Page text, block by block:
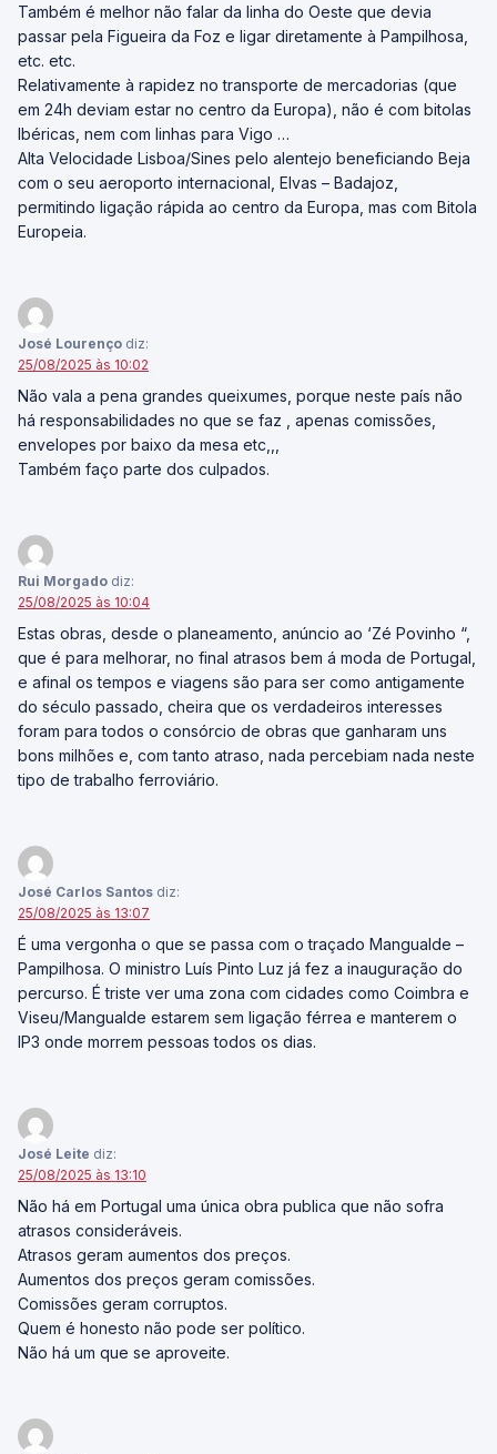
Também é melhor não falar da linha do Oeste que devia
passar pela Figueira da Foz e ligar diretamente à Pampilhosa,
etc. etc.
Relativamente à rapidez no transporte de mercadorias (que
em 24h deviam estar no centro da Europa), não é com bitolas
Ibéricas, nem com linhas para Vigo …
Alta Velocidade Lisboa/Sines pelo alentejo beneficiando Beja
com o seu aeroporto internacional, Elvas – Badajoz,
permitindo ligação rápida ao centro da Europa, mas com Bitola
Europeia.
José Lourenço diz:
25/08/2025 às 10:02
Não vala a pena grandes queixumes, porque neste país não
há responsabilidades no que se faz , apenas comissões,
envelopes por baixo da mesa etc,,,
Também faço parte dos culpados.
Rui Morgado diz:
25/08/2025 às 10:04
Estas obras, desde o planeamento, anúncio ao ‘Zé Povinho “,
que é para melhorar, no final atrasos bem á moda de Portugal,
e afinal os tempos e viagens são para ser como antigamente
do século passado, cheira que os verdadeiros interesses
foram para todos o consórcio de obras que ganharam uns
bons milhões e, com tanto atraso, nada percebiam nada neste
tipo de trabalho ferroviário.
José Carlos Santos diz:
25/08/2025 às 13:07
É uma vergonha o que se passa com o traçado Mangualde –
Pampilhosa. O ministro Luís Pinto Luz já fez a inauguração do
percurso. É triste ver uma zona com cidades como Coimbra e
Viseu/Mangualde estarem sem ligação férrea e manterem o
IP3 onde morrem pessoas todos os dias.
José Leite diz:
25/08/2025 às 13:10
Não há em Portugal uma única obra publica que não sofra
atrasos consideráveis.
Atrasos geram aumentos dos preços.
Aumentos dos preços geram comissões.
Comissões geram corruptos.
Quem é honesto não pode ser político.
Não há um que se aproveite.